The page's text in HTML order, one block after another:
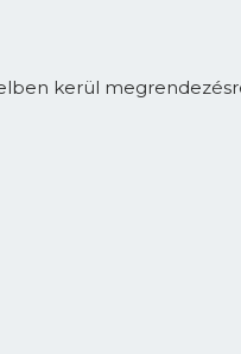
kerül